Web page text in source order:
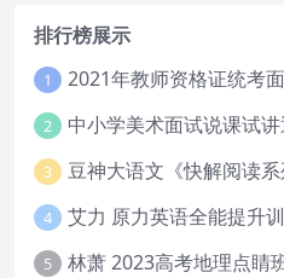
排行榜展示
1
2
3 豆神大语文《快解阅读系
4 艾力 原力英语全能提升
5 林萧 2023高考地理点睛